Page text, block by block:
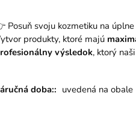
Posuň svoju kozmetiku na
produkty, ktoré majú
výsledok, ktorý
doba:: uvedená na obale